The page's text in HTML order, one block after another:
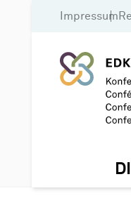
Impressum